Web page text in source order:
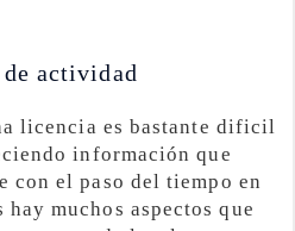
actividad
licencia es bastante dificil
información que
con el paso del tiempo en
muchos aspectos que